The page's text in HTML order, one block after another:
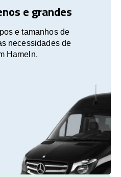
e grandes
e tamanhos de
necessidades de
Hameln.